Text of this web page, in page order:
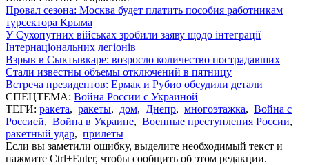
Провал сезона: Москва будет платить пособия работникам
турсектора Крыма
У Сухопутних військах зробили заяву щодо інтеграції
Інтернаціональних легіонів
Взрыв в Сыктывкаре: возросло количество пострадавших
Стали известны объемы отключений в пятницу
Встреча президентов: Ермак и Рубио обсудили детали
СПЕЦТЕМА: Война России с Украиной
ТЕГИ: ракета, ракеты, дом, Днепр, многоэтажка, Война с
Россией, Война в Украине, Военные преступления России,
ракетный удар, прилеты
Если вы заметили ошибку, выделите необходимый текст и
нажмите Ctrl+Enter, чтобы сообщить об этом редакции.